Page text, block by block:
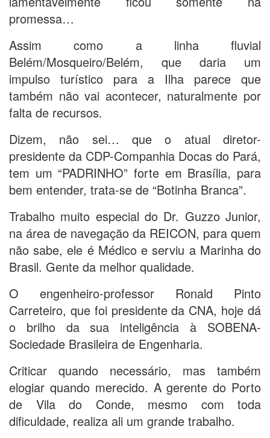
promessa…
Assim como a linha fluvial
Belém/Mosqueiro/Belém, que daria um
impulso turístico para a Ilha parece que
também não vai acontecer, naturalmente por
falta de recursos.
Dizem, não sei… que o atual diretor-
presidente da CDP-Companhia Docas do Pará,
tem um “PADRINHO” forte em Brasília, para
bem entender, trata-se de “Botinha Branca”.
Trabalho muito especial do Dr. Guzzo Junior,
na área de navegação da REICON, para quem
não sabe, ele é Médico e serviu a Marinha do
Brasil. Gente da melhor qualidade.
O engenheiro-professor Ronald Pinto
Carreteiro, que foi presidente da CNA, hoje dá
o brilho da sua inteligência à SOBENA-
Sociedade Brasileira de Engenharia.
Criticar quando necessário, mas também
elogiar quando merecido. A gerente do Porto
de Vila do Conde, mesmo com toda
dificuldade, realiza ali um grande trabalho.